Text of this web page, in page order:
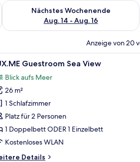
Aug. 7 - Aug. 9.
Nächstes Wochenende
Aug. 14 - Aug. 16
Überprüfe die Verfügbarkeit für
Anzeige von 20
auf Gebäude und Grünflächen.
großen Bett, einem Schreibtisch und Blick auf
Ein
4 Guestroom Sea View
Blick aufs Meer
26 m²
1 Schlafzimmer
Platz für 2 Personen
1 Doppelbett ODER 1 Einzelbett
Kostenloses WLAN
Details